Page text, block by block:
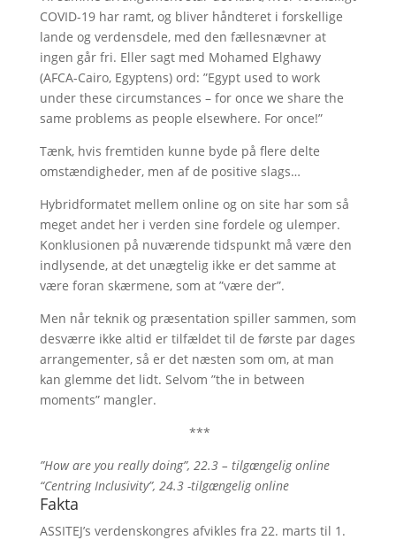
COVID-19 har ramt, og bliver håndteret i forskellige
lande og verdensdele, med den fællesnævner at
ingen går fri. Eller sagt med Mohamed Elghawy
(AFCA-Cairo, Egyptens) ord: ”Egypt used to work
under these circumstances – for once we share the
same problems as people elsewhere. For once!”
Tænk, hvis fremtiden kunne byde på flere delte
omstændigheder, men af de positive slags…
Hybridformatet mellem online og on site har som så
meget andet her i verden sine fordele og ulemper.
Konklusionen på nuværende tidspunkt må være den
indlysende, at det unægtelig ikke er det samme at
være foran skærmene, som at ”være der”.
Men når teknik og præsentation spiller sammen, som
desværre ikke altid er tilfældet til de første par dages
arrangementer, så er det næsten som om, at man
kan glemme det lidt. Selvom ”the in between
moments” mangler.
***
”How are you really doing”, 22.3 – tilgængelig online
“Centring Inclusivity”, 24.3 -tilgængelig online
Fakta
ASSITEJ’s verdenskongres afvikles fra 22. marts til 1.